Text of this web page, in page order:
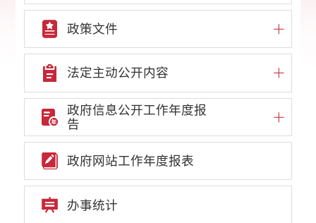
政策文件
法定主动公开内容
政府信息公开工作年度报
告
政府网站工作年度报表
办事统计